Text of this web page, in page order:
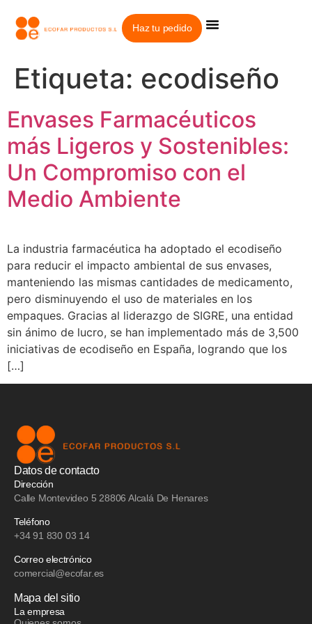
Haz tu pedido
Etiqueta: ecodiseño
Envases Farmacéuticos
más Ligeros y Sostenibles:
Un Compromiso con el
Medio Ambiente
La industria farmacéutica ha adoptado el ecodiseño
para reducir el impacto ambiental de sus envases,
manteniendo las mismas cantidades de medicamento,
pero disminuyendo el uso de materiales en los
empaques. Gracias al liderazgo de SIGRE, una entidad
sin ánimo de lucro, se han implementado más de 3,500
iniciativas de ecodiseño en España, logrando que los
[…]
Datos de contacto
Dirección
Calle Montevideo 5 28806 Alcalá De Henares
Teléfono
+34 91 830 03 14
Correo electrónico
comercial@ecofar.es
Mapa del sitio
La empresa